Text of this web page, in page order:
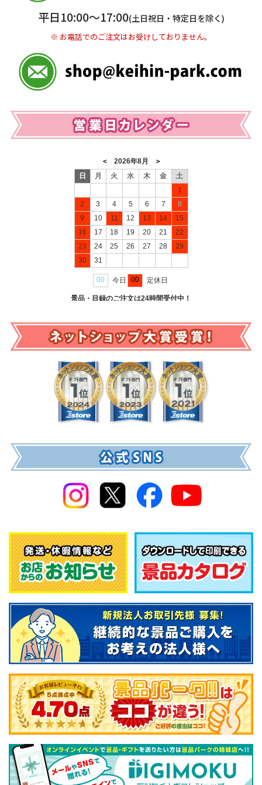
※ 振込み手数料お客様ご負担。
平日10:00〜17:00(土日祝日・特定日を除く)
※ お電話でのご注文はお受けしておりません。